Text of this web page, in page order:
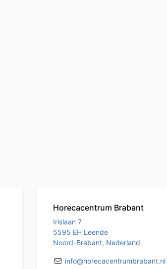
Horecacentrum Brabant
Irislaan 7
5595 EH Leende
Noord-Brabant, Nederland
info@horecacentrumbrabant.nl